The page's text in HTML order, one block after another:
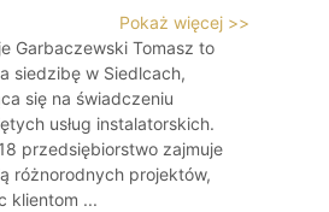
Pokaż więcej >>
Garbaczewski Tomasz to
siedzibę w Siedlcach,
się na świadczeniu
usług instalatorskich.
przedsiębiorstwo zajmuje
różnorodnych projektów,
klientom ...